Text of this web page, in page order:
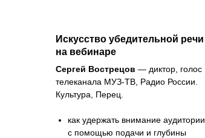
Искусство убедительной речи
на вебинаре
Сергей Вострецов — диктор, голос
телеканала МУЗ-ТВ, Радио России.
Культура, Перец.
как удержать внимание аудитории
с помощью подачи и глубины